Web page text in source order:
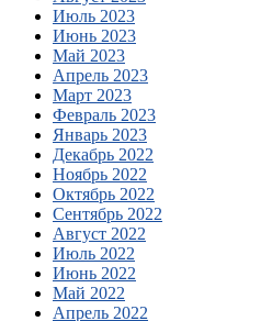
Июль 2023
Июнь 2023
Май 2023
Апрель 2023
Март 2023
Февраль 2023
Январь 2023
Декабрь 2022
Ноябрь 2022
Октябрь 2022
Сентябрь 2022
Август 2022
Июль 2022
Июнь 2022
Май 2022
Апрель 2022